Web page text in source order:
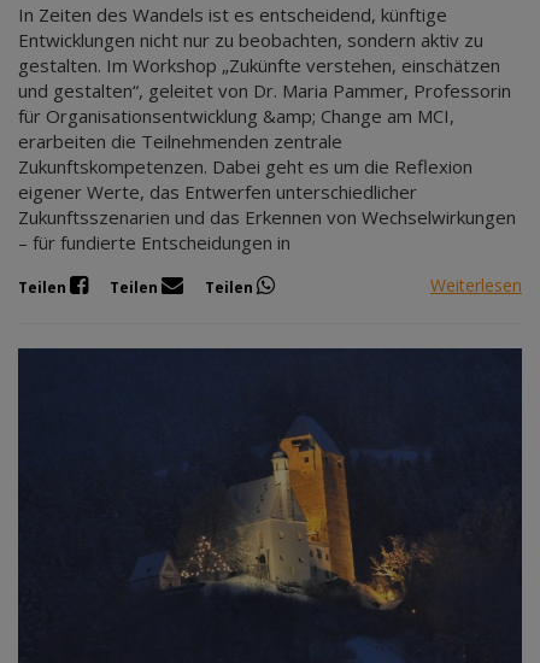
In Zeiten des Wandels ist es entscheidend, künftige
Entwicklungen nicht nur zu beobachten, sondern aktiv zu
gestalten. Im Workshop „Zukünfte verstehen, einschätzen
und gestalten“, geleitet von Dr. Maria Pammer, Professorin
für Organisationsentwicklung &amp; Change am MCI,
erarbeiten die Teilnehmenden zentrale
Zukunftskompetenzen. Dabei geht es um die Reflexion
eigener Werte, das Entwerfen unterschiedlicher
Zukunftsszenarien und das Erkennen von Wechselwirkungen
– für fundierte Entscheidungen in
Teilen Teilen Teilen Weiterlesen